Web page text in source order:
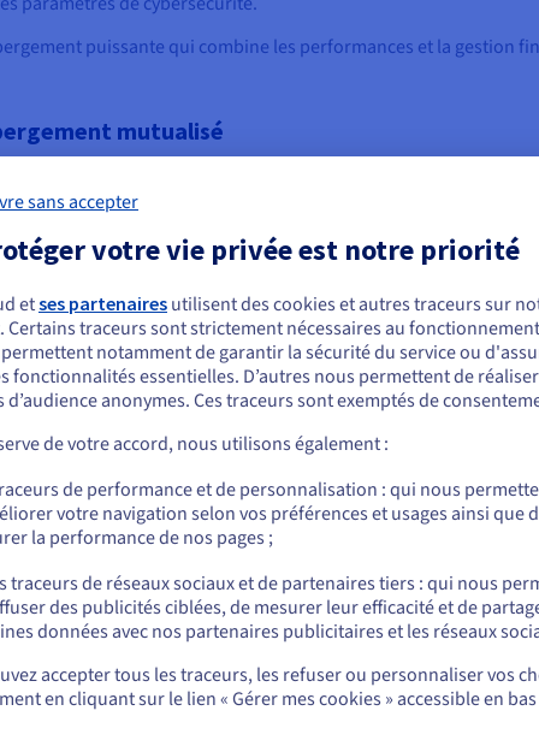
puissante qui combine les performances et la gestion
mutualisé
le
hybride et l’hébergement collectif, il existe des
un pool de matériel partagé entre les utilisateurs. Cela
meilleure supervision de la plateforme de serveur que la
sur les ressources allouées, tandis que l’hébergement cloud
entreprises partagent le même serveur et ses
VDS fournit des ressources exclusives et un isolement qui
sur l’environnement. Il fournit un accès root et un contrôle
plus facile pour s’adapter à l’évolution des besoins.
et les serveurs dédiés en offrant un équilibre entre
web modérées à populaires.
dans VDS
dans leur allocation flexible des ressources d’
un pool commun, VDS fournit une part exclusive de la
semblez être localisé en États-Unis.
commander, rendez-vous sur le site de votre pays (États-Unis) et créez un
us.ovhcloud.com/
Anglais USD - $
ou
sur le site actuel
un autre site web
sans accepter
votre vie privée est notre priorité
etses partenaires utilisent des cookies et autres traceurs sur
Certains traceurs sont strictement nécessaires au
notamment de garantir la sécurité du service ou
fonctionnalités essentielles. D’autres nous permettent de
d’audience anonymes. Ces traceurs sont exemptés de
de votre accord, nous utilisons également :
de performance et de personnalisation : qui nous
votre navigation selon vos préférences et usages ainsi que
la performance de nos pages ;
traceurs de réseaux sociaux et de partenaires tiers : qui nous
des publicités ciblées, de mesurer leur efficacité et de
données avec nos partenaires publicitaires et les réseaux
accepter tous les traceurs, les refuser ou personnaliser vos
en cliquant sur le lien « Gérer mes cookies » accessible en